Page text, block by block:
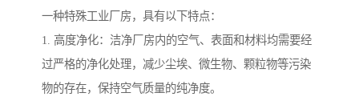
一种特殊工业厂房，具有以下特点：
1. 高度净化：洁净厂房内的空气、表面和材料均需要经
过严格的净化处理，减少尘埃、微生物、颗粒物等污染
物的存在，保持空气质量的纯净度。